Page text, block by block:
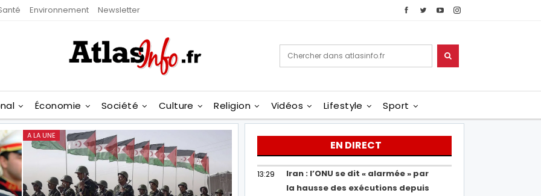
Environnement Newsletter
Économie Société Culture Religion Vidéos Lifestyle Sport
A LA UNE
EN DIRECT
13:29
Iran : l’ONU se dit « alarmée » par
la hausse des exécutions depuis